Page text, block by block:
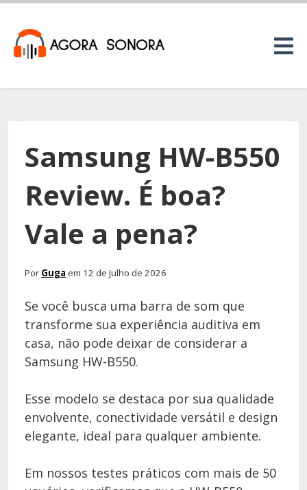
Samsung HW-B550
Review. É boa?
Vale a pena?
Por Guga em 12 de Julho de 2026
Se você busca uma barra de som que
transforme sua experiência auditiva em
casa, não pode deixar de considerar a
Samsung HW-B550.
Esse modelo se destaca por sua qualidade
envolvente, conectividade versátil e design
elegante, ideal para qualquer ambiente.
Em nossos testes práticos com mais de 50